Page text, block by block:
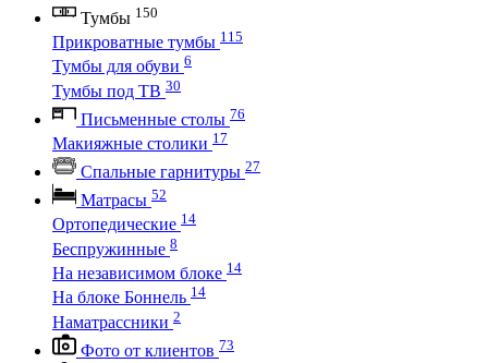
Тумбы 150
Прикроватные тумбы 115
Тумбы для обуви 6
Тумбы под ТВ 30
Письменные столы 76
Макияжные столики 17
Спальные гарнитуры 27
Матрасы 52
Ортопедические 14
Беспружинные 8
На независимом блоке 14
На блоке Боннель 14
Наматрассники 2
Фото от клиентов 73